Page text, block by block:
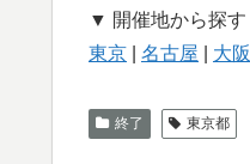
▼ 開催地から探す
東京
名古屋 大阪
終了 東京都